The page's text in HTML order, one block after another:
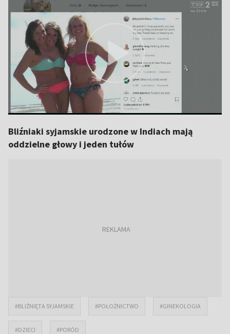
Bliźniaki syjamskie urodzone w Indiach mają
oddzielne głowy i jeden tułów
#BLIŹNIĘTA SYJAMSKIE #POŁOŻNICTWO #GINEKOLOGIA
#DZIECI #PORÓD